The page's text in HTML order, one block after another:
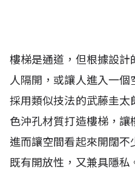
樓梯是通道，但根據設
人隔開，或讓人進入一
採用類似技法的武藤圭太
色沖孔材質打造樓梯，讓
進而讓空間看起來開闊不
既有開放性，又兼具隱